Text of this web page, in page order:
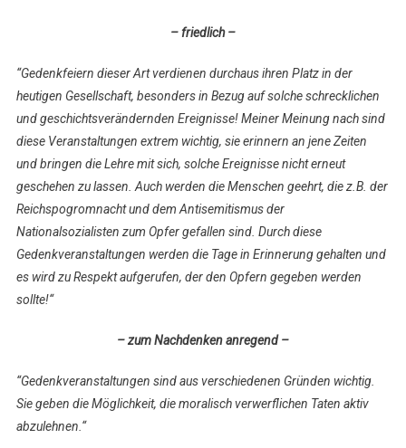
– friedlich –
“Gedenkfeiern dieser Art verdienen durchaus ihren Platz in der
heutigen Gesellschaft, besonders in Bezug auf solche schrecklichen
und geschichtsverändernden Ereignisse! Meiner Meinung nach sind
diese Veranstaltungen extrem wichtig, sie erinnern an jene Zeiten
und bringen die Lehre mit sich, solche Ereignisse nicht erneut
geschehen zu lassen. Auch werden die Menschen geehrt, die z.B. der
Reichspogromnacht und dem Antisemitismus der
Nationalsozialisten zum Opfer gefallen sind. Durch diese
Gedenkveranstaltungen werden die Tage in Erinnerung gehalten und
es wird zu Respekt aufgerufen, der den Opfern gegeben werden
sollte!“
– zum Nachdenken anregend –
“Gedenkveranstaltungen sind aus verschiedenen Gründen wichtig.
Sie geben die Möglichkeit, die moralisch verwerflichen Taten aktiv
abzulehnen.“